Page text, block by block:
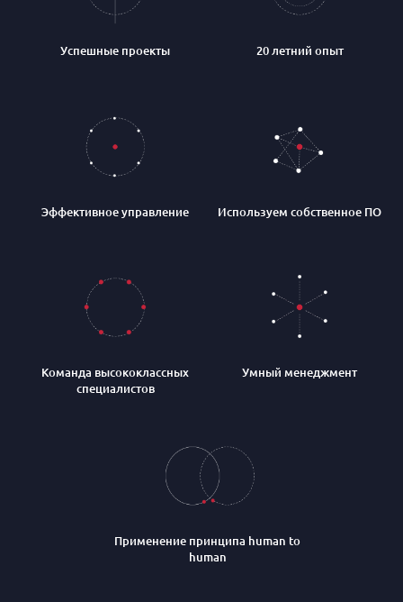
Успешные проекты 20 летний опыт
Эффективное управление Используем собственное ПО
Команда высококлассных
специалистов
Умный менеджмент
Применение принципа human to
human